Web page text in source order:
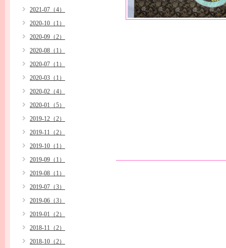
2021-07（4）
2020-10（1）
2020-09（2）
2020-08（1）
2020-07（1）
2020-03（1）
2020-02（4）
2020-01（5）
2019-12（2）
2019-11（2）
2019-10（1）
2019-09（1）
2019-08（1）
2019-07（3）
2019-06（3）
2019-01（2）
2018-11（2）
2018-10（2）